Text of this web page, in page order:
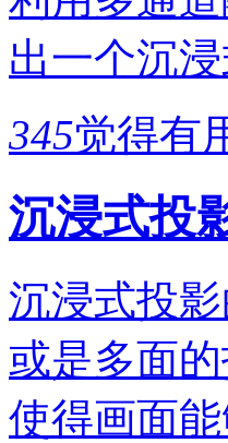
出一个沉
345觉得有
沉浸式投
沉浸式投
或是多面
使得画面